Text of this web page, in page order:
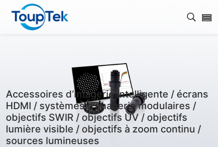
Ouvrir
Accessoires d’imagerie intelligente / écrans
HDMI / systèmes d’imagerie modulaires /
objectifs SWIR / objectifs UV / objectifs
lumière visible / objectifs à zoom continu /
sources lumineuses